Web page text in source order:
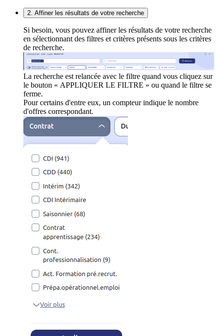
2. Affiner les résultats de votre recherche
Si besoin, vous pouvez affiner les résultats de votre recherche
en sélectionnant des filtres et critères présents sous les critères
de recherche.
La recherche est relancée avec le filtre quand vous cliquez sur
le bouton « APPLIQUER LE FILTRE » ou quand le filtre se
ferme.
Pour certains d'entre eux, un compteur indique le nombre
d'offres correspondant.